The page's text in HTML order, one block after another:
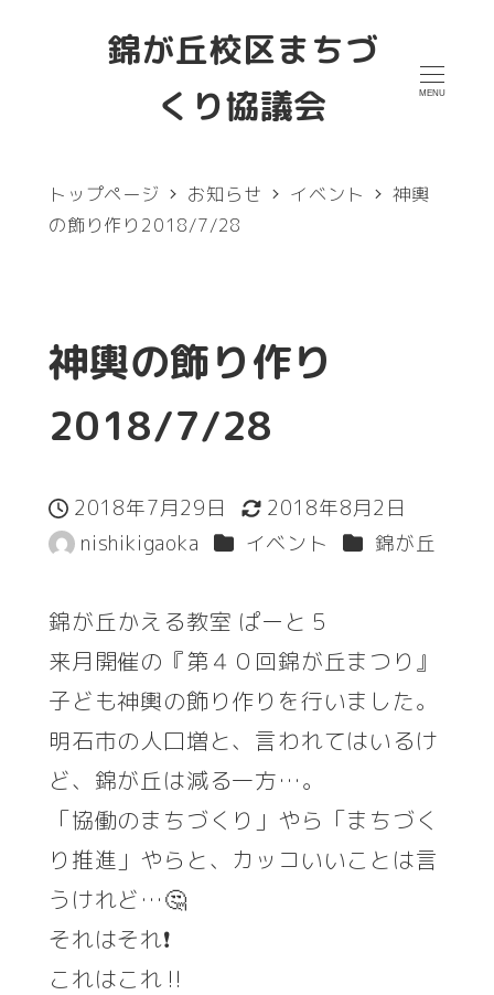
錦が丘校区まちづ
くり協議会
MENU
トップページ お知らせ イベント
神輿
の飾り作り2018/7/28
神輿の飾り作り
2018/7/28
投稿日
2018年7月29日
更新日
2018年8月2日
著
nishikigaoka カテゴリー
イベント カテゴリー
錦が丘
錦が丘かえる教室 ぱーと５
来月開催の『第４０回錦が丘まつり』
子ども神輿の飾り作りを行いました。
明石市の人口増と、言われてはいるけ
ど、錦が丘は減る一方…。
「協働のまちづくり」やら「まちづく
り推進」やらと、カッコいいことは言
うけれど…🤔
それはそれ❗
これはこれ‼